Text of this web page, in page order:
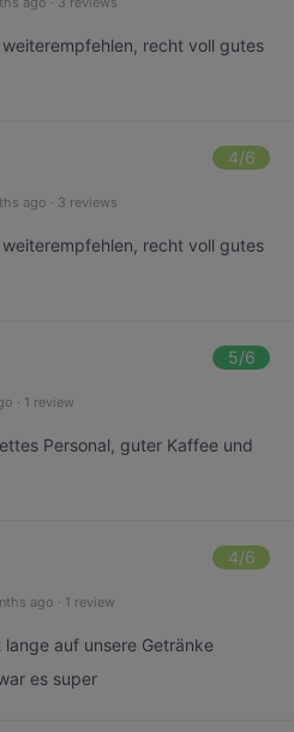
recht voll gutes
4/6
ago · 3 reviews
recht voll gutes
5/6
· 1 review
Personal, guter Kaffee und
4/6
ago · 1 review
auf unsere Getränke
es super